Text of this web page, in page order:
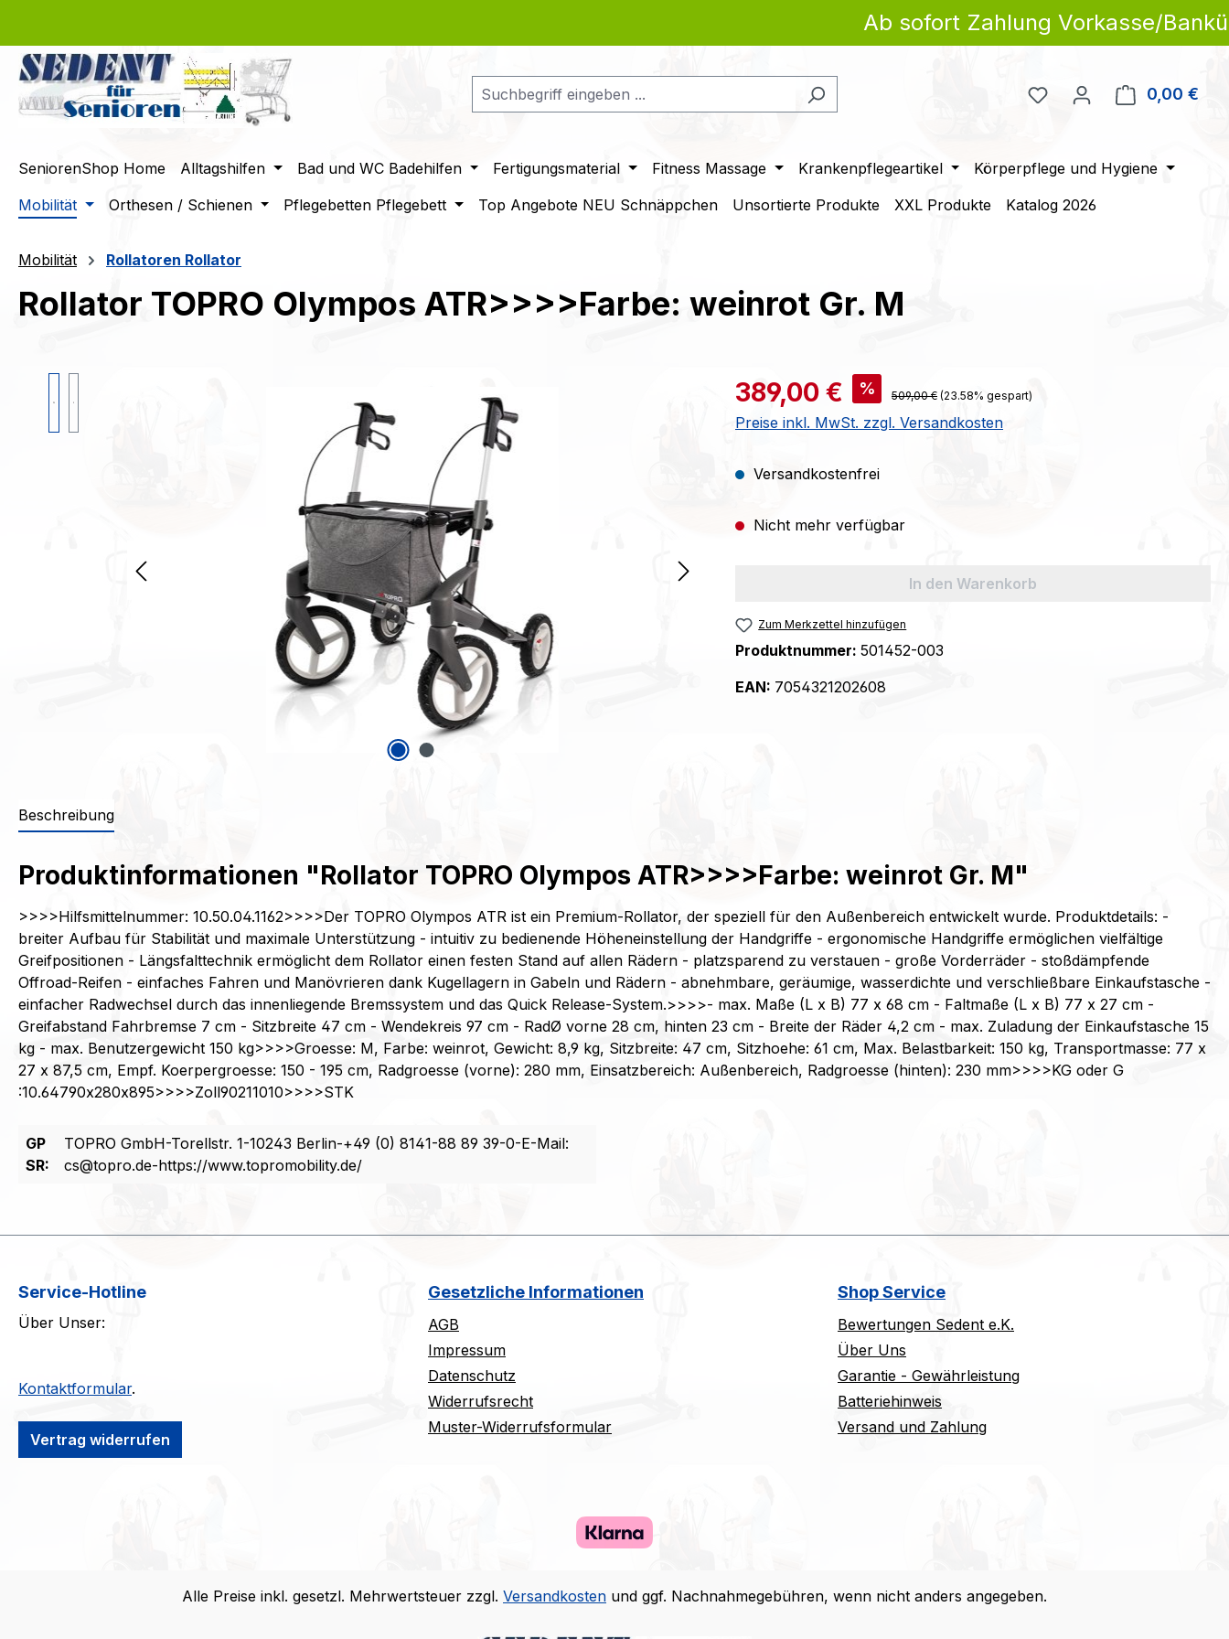
Ab sofort Zahlung Vorkasse/
Du hast 0 Produkte auf
0,00 €
SeniorenShop Home Alltagshilfen Bad und WC Badehilfen Fertigungsmaterial Fitness Massage Krankenpflegeartikel
Körperpflege und Hygiene
Mobilität
Orthesen / Schienen Pflegebetten Pflegebett Top Angebote NEU Schnäppchen Unsortierte Produkte XXL Produkte Katalog 2026
Mobilität Rollatoren Rollator
Rollator TOPRO Olympos ATR>>>>Farbe: weinrot Gr. M
Verkaufspreis:
389,00 € % Regulärer Preis:
509,00 € (23.58% gespart)
Preise inkl. MwSt. zzgl. Versandkosten
Versandkostenfrei
Nicht mehr verfügbar
In den Warenkorb
Zum Merkzettel hinzufügen
Produktnummer: 501452-003
EAN: 7054321202608
Beschreibung
Produktinformationen "Rollator TOPRO Olympos ATR>>>>Farbe: weinrot Gr. M"
>>>>Hilfsmittelnummer: 10.50.04.1162>>>>Der TOPRO Olympos ATR ist ein Premium-Rollator, der speziell für den Außenbereich entwickelt wurde. Produktdetails: -
breiter Aufbau für Stabilität und maximale Unterstützung - intuitiv zu bedienende Höheneinstellung der Handgriffe - ergonomische Handgriffe ermöglichen vielfältige
Greifpositionen - Längsfalttechnik ermöglicht dem Rollator einen festen Stand auf allen Rädern - platzsparend zu verstauen - große Vorderräder - stoßdämpfende
Offroad-Reifen - einfaches Fahren und Manövrieren dank Kugellagern in Gabeln und Rädern - abnehmbare, geräumige, wasserdichte und verschließbare Einkaufstasche -
einfacher Radwechsel durch das innenliegende Bremssystem und das Quick Release-System.>>>>- max. Maße (L x B) 77 x 68 cm - Faltmaße (L x B) 77 x 27 cm -
Greifabstand Fahrbremse 7 cm - Sitzbreite 47 cm - Wendekreis 97 cm - RadØ vorne 28 cm, hinten 23 cm - Breite der Räder 4,2 cm - max. Zuladung der Einkaufstasche 15
kg - max. Benutzergewicht 150 kg>>>>Groesse: M, Farbe: weinrot, Gewicht: 8,9 kg, Sitzbreite: 47 cm, Sitzhoehe: 61 cm, Max. Belastbarkeit: 150 kg, Transportmasse: 77 x
27 x 87,5 cm, Empf. Koerpergroesse: 150 - 195 cm, Radgroesse (vorne): 280 mm, Einsatzbereich: Außenbereich, Radgroesse (hinten): 230 mm>>>>KG oder G
:10.64790x280x895>>>>Zoll90211010>>>>STK
GP
SR:
TOPRO GmbH-Torellstr. 1-10243 Berlin-+49 (0) 8141-88 89 39-0-E-Mail:
cs@topro.de-https://www.topromobility.de/
Service-Hotline
Über Unser:
Kontaktformular.
Vertrag widerrufen
Gesetzliche Informationen
AGB
Impressum
Datenschutz
Widerrufsrecht
Muster-Widerrufsformular
Shop Service
Bewertungen Sedent e.K.
Über Uns
Garantie - Gewährleistung
Batteriehinweis
Versand und Zahlung
Alle Preise inkl. gesetzl. Mehrwertsteuer zzgl. Versandkosten und ggf. Nachnahmegebühren, wenn nicht anders angegeben.